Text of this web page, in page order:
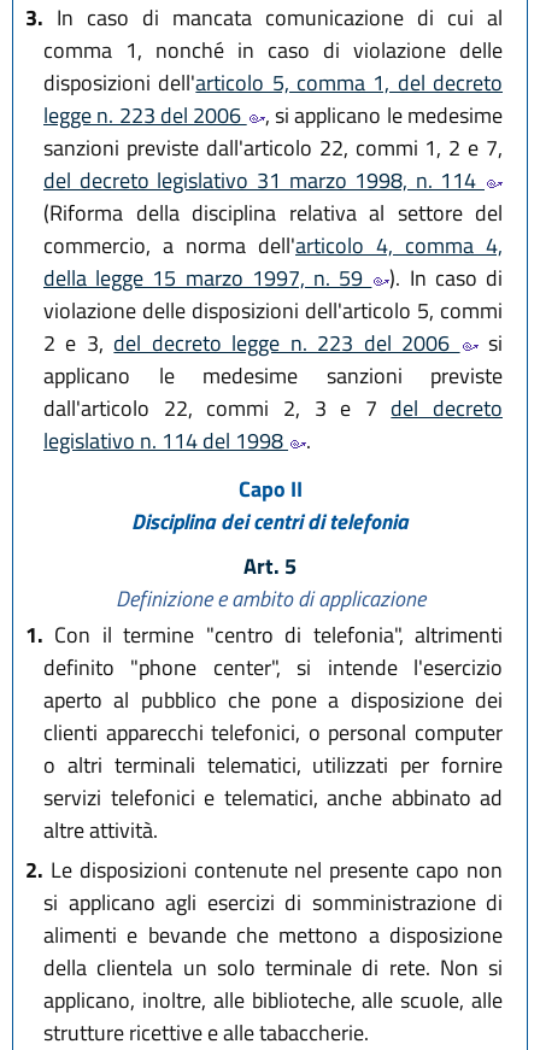
3. In caso di mancata comunicazione di cui al
comma 1, nonché in caso di violazione delle
disposizioni dell'articolo 5, comma 1, del decreto
legge n. 223 del 2006
, si applicano le medesime
sanzioni previste dall'articolo 22, commi 1, 2 e 7,
del decreto legislativo 31 marzo 1998, n. 114
(Riforma della disciplina relativa al settore del
commercio, a norma dell'articolo 4, comma 4,
della legge 15 marzo 1997, n. 59
). In caso di
violazione delle disposizioni dell'articolo 5, commi
2 e 3, del decreto legge n. 223 del 2006
si
applicano le medesime sanzioni previste
dall'articolo 22, commi 2, 3 e 7 del decreto
legislativo n. 114 del 1998
.
Capo II
Disciplina dei centri di telefonia
Art. 5
Definizione e ambito di applicazione
1. Con il termine "centro di telefonia", altrimenti
definito "phone center", si intende l'esercizio
aperto al pubblico che pone a disposizione dei
clienti apparecchi telefonici, o personal computer
o altri terminali telematici, utilizzati per fornire
servizi telefonici e telematici, anche abbinato ad
altre attività.
2. Le disposizioni contenute nel presente capo non
si applicano agli esercizi di somministrazione di
alimenti e bevande che mettono a disposizione
della clientela un solo terminale di rete. Non si
applicano, inoltre, alle biblioteche, alle scuole, alle
strutture ricettive e alle tabaccherie.